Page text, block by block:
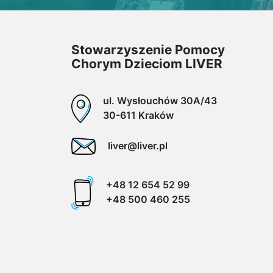
Stowarzyszenie Pomocy
Chorym Dzieciom LIVER
ul. Wysłouchów 30A/43
30-611 Kraków
liver@liver.pl
+48 12 654 52 99
+48 500 460 255